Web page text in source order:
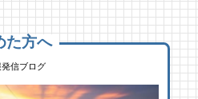
プールに行こう！
B&G海洋センター
Tsuno
ビエも揃う、鮮度抜群の南房総
ター【安房國テレビ】
プールに行こう！
B&G海洋センター
byTsuno
狩りに行ってきた！「コロコロ
」千倉町
ンプするならココ！南房総のお
プ場まとめ【2】
|by南 芙蓉
に感動！館山のケーキ屋さん
ュ」
た方へ
信ブログ